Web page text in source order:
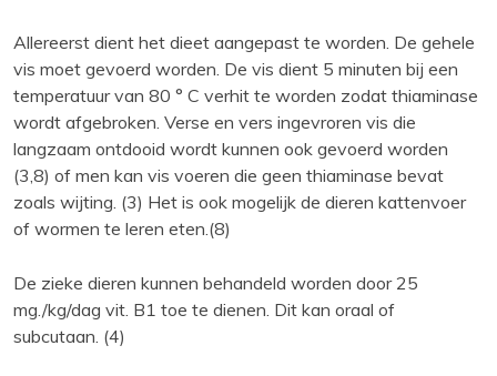
Allereerst dient het dieet aangepast te worden. De gehele
vis moet gevoerd worden. De vis dient 5 minuten bij een
temperatuur van 80 ° C verhit te worden zodat thiaminase
wordt afgebroken. Verse en vers ingevroren vis die
langzaam ontdooid wordt kunnen ook gevoerd worden
(3,8) of men kan vis voeren die geen thiaminase bevat
zoals wijting. (3) Het is ook mogelijk de dieren kattenvoer
of wormen te leren eten.(8)
De zieke dieren kunnen behandeld worden door 25
mg./kg/dag vit. B1 toe te dienen. Dit kan oraal of
subcutaan. (4)